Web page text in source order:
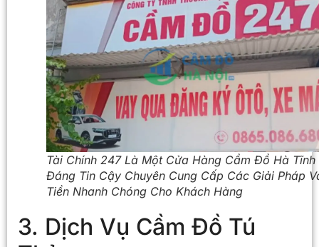
Tài Chính 247 Là Một Cửa Hàng Cầm Đồ Hà Tĩnh
Đáng Tin Cậy Chuyên Cung Cấp Các Giải Pháp
Tiền Nhanh Chóng Cho Khách Hàng
3. Dịch Vụ Cầm Đồ Tú